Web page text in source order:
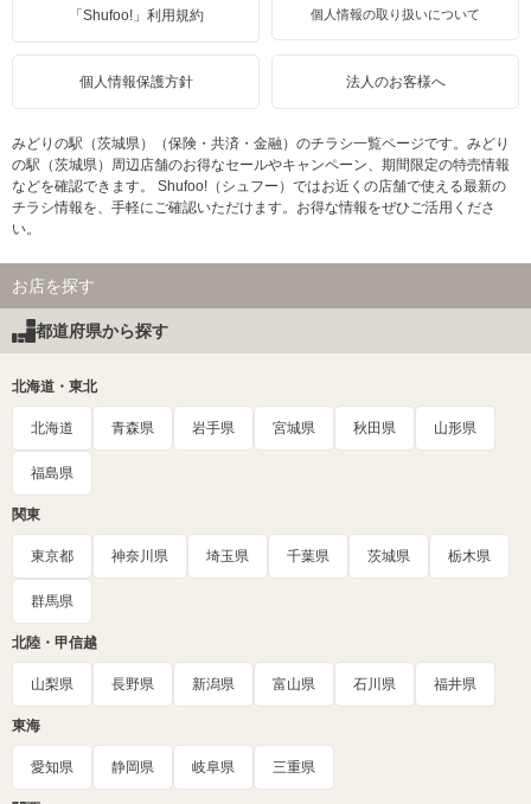
「Shufoo!」利用規約 個人情報の取り扱いについて
個人情報保護方針 法人のお客様へ
みどりの駅（茨城県）（保険・共済・金融）のチラシ一覧ページです。みどり
の駅（茨城県）周辺店舗のお得なセールやキャンペーン、期間限定の特売情報
などを確認できます。 Shufoo!（シュフー）ではお近くの店舗で使える最新の
チラシ情報を、手軽にご確認いただけます。お得な情報をぜひご活用くださ
い。
お店を探す
都道府県から探す
北海道・東北
北海道 青森県 岩手県 宮城県 秋田県 山形県
福島県
関東
東京都 神奈川県 埼玉県 千葉県 茨城県 栃木県
群馬県
北陸・甲信越
山梨県 長野県 新潟県 富山県 石川県 福井県
東海
愛知県 静岡県 岐阜県 三重県